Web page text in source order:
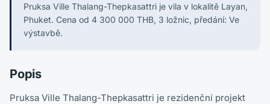
Pruksa Ville Thalang-Thepkasattri je vila v lokalitě Layan,
Phuket. Cena od 4 300 000 THB, 3 ložnic, předání: Ve
výstavbě.
Popis
Pruksa Ville Thalang-Thepkasattri je rezidenční projekt